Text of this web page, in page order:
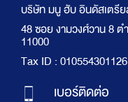
บริษัท มนู ฮับ อินดัสเตรีย
48 ซอย งามวงศ์วาน 8 ต
11000
Tax ID :
เบอร์ติดต่อ